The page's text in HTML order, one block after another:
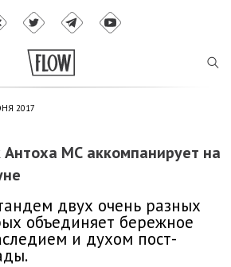
2017
Антоха МС аккомпанирует на
двух очень разных
объединяет бережное
и духом пост-